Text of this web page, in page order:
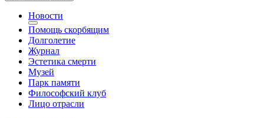
Новости
Помощь скорбящим
Долголетие
Журнал
Эстетика смерти
Музей
Парк памяти
Философский клуб
Лицо отрасли